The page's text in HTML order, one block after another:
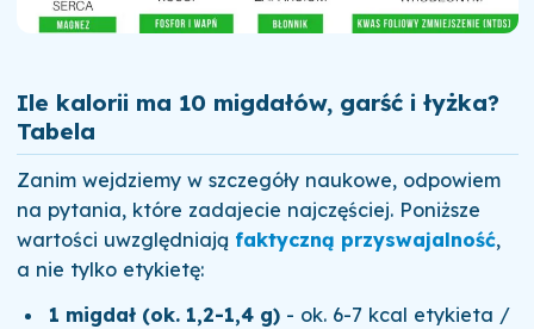
Ile kalorii ma 10 migdałów, garść i łyżka?
Tabela
Zanim wejdziemy w szczegóły naukowe, odpowiem
na pytania, które zadajecie najczęściej. Poniższe
wartości uwzględniają faktyczną przyswajalność,
a nie tylko etykietę:
1 migdał (ok. 1,2-1,4 g) - ok. 6-7 kcal etykieta /